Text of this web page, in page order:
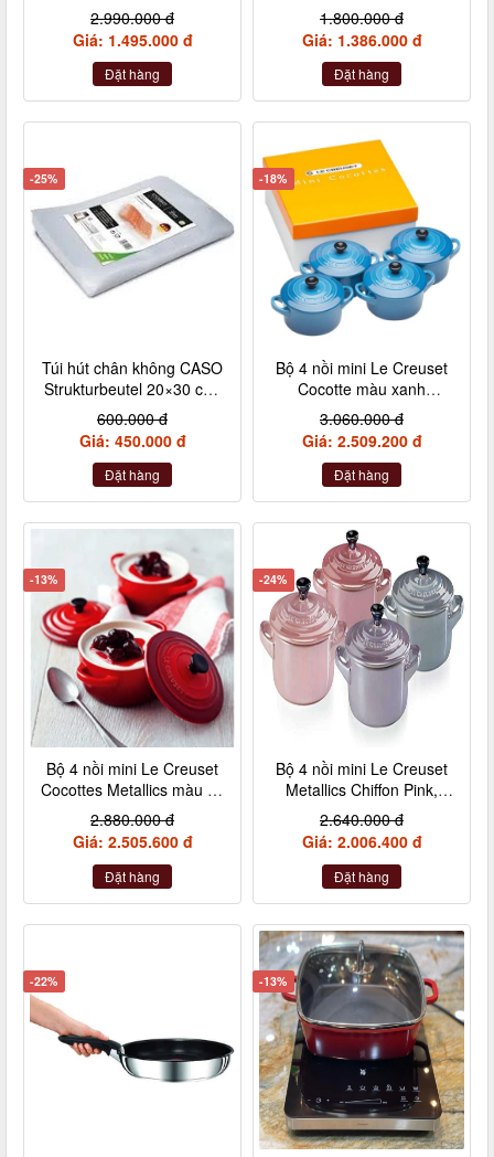
2.990.000 đ
Giá: 1.495.000 đ
Đặt hàng
1.800.000 đ
Giá: 1.386.000 đ
Đặt hàng
-25%
Túi hút chân không CASO
Strukturbeutel 20×30 cm,
50 Stück – Made in
Germany (không hộp)
600.000 đ
Giá: 450.000 đ
Đặt hàng
-18%
Bộ 4 nồi mini Le Creuset
Cocotte màu xanh
Marseile
3.060.000 đ
Giá: 2.509.200 đ
Đặt hàng
-13%
Bộ 4 nồi mini Le Creuset
Cocottes Metallics màu đỏ
cherry 10cm
2.880.000 đ
Giá: 2.505.600 đ
Đặt hàng
-24%
Bộ 4 nồi mini Le Creuset
Metallics Chiffon Pink,
Rosenquarz, Violett,
Nebelgrau (hồng đậm,
hồng nhạt, hồng tía, xám)
2.640.000 đ
Giá: 2.006.400 đ
Đặt hàng
-22% -13%